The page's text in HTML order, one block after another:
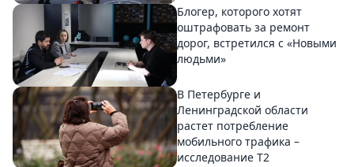
Блогер, которого хотят
оштрафовать за ремонт
дорог, встретился с «Новыми
людьми»
В Петербурге и
Ленинградской области
растет потребление
мобильного трафика –
исследование T2